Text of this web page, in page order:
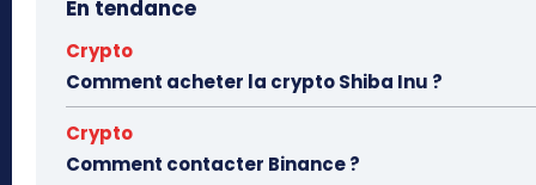
En tendance
Crypto
Comment acheter la crypto Shiba Inu ?
Crypto
Comment contacter Binance ?